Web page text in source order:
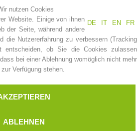
nutzen Cookies
DE
IT EN FR
Website. Einige von ihnen
der Seite, während andere
die Nutzererfahrung zu verbessern (Tracking
entscheiden, ob Sie die Cookies zulassen
bei einer Ablehnung womöglich nicht mehr
Verfügung stehen.
ABLEHNEN